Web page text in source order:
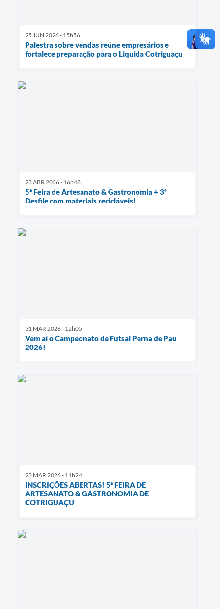
25 JUN 2026 - 15h56
Palestra sobre vendas reúne empresários e
fortalece preparação para o Liquida Cotriguaçu
23 ABR 2026 - 16h48
5ª Feira de Artesanato & Gastronomia + 3º
Desfile com materiais recicláveis!
31 MAR 2026 - 12h05
Vem aí o Campeonato de Futsal Perna de Pau
2026!
23 MAR 2026 - 11h24
INSCRIÇÕES ABERTAS! 5ª FEIRA DE
ARTESANATO & GASTRONOMIA DE
COTRIGUAÇU